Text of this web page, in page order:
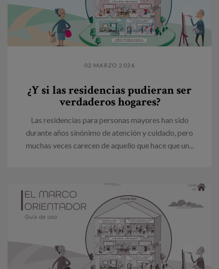
02 MARZO 2026
¿Y si las residencias pudieran ser
verdaderos hogares?
Las residencias para personas mayores han sido
durante años sinónimo de atención y cuidado, pero
muchas veces carecen de aquello que hace que un...